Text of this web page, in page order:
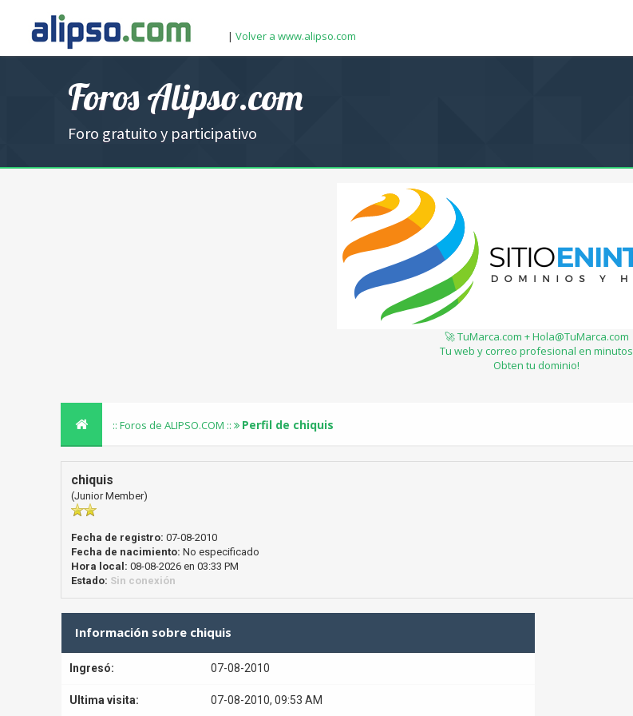
| Volver a www.alipso.com
Foros Alipso.com
Foro gratuito y participativo
🚀 TuMarca.com + Hola@TuMarca.com
Tu web y correo profesional en minutos
Obten tu dominio!
:: Foros de ALIPSO.COM :: Perfil de chiquis
chiquis
(Junior Member)
Fecha de registro: 07-08-2010
Fecha de nacimiento: No especificado
Hora local: 08-08-2026 en 03:33 PM
Estado: Sin conexión
Información sobre chiquis
Ingresó: 07-08-2010
Ultima visita: 07-08-2010, 09:53 AM